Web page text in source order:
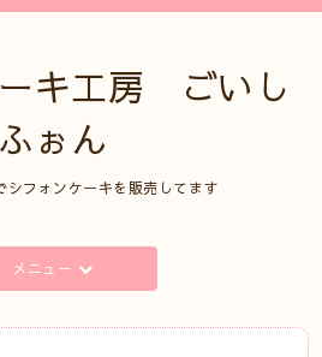
キ工房 ごいし
ふぉん
シフォンケーキを販売してます
メニュー